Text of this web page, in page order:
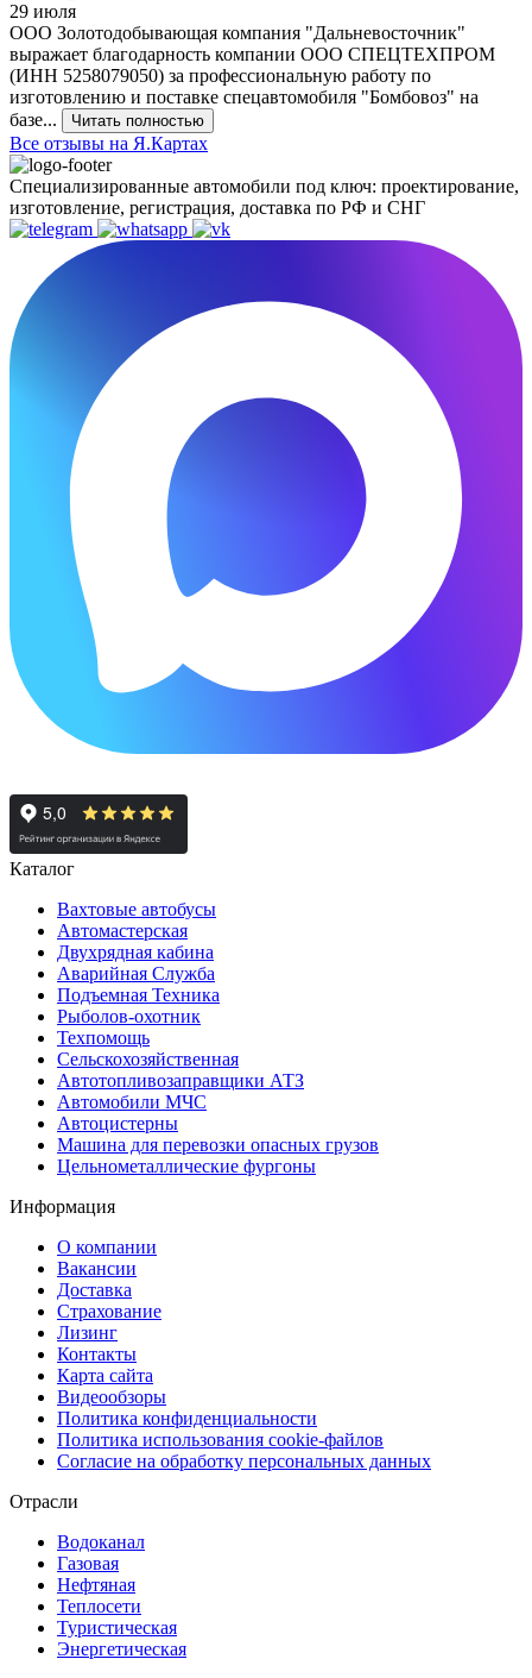
29 июля
ООО Золотодобывающая компания "Дальневосточник"
выражает благодарность компании ООО СПЕЦТЕХПРОМ
(ИНН 5258079050) за профессиональную работу по
изготовлению и поставке спецавтомобиля "Бомбовоз" на
базе...
Читать полностью
Все отзывы на Я.Картах
Специализированные автомобили под ключ: проектирование,
изготовление, регистрация, доставка по РФ и СНГ
Каталог
Вахтовые автобусы
Автомастерская
Двухрядная кабина
Аварийная Служба
Подъемная Техника
Рыболов-охотник
Техпомощь
Сельскохозяйственная
Автотопливозаправщики АТЗ
Автомобили МЧС
Автоцистерны
Машина для перевозки опасных грузов
Цельнометаллические фургоны
Информация
О компании
Вакансии
Доставка
Страхование
Лизинг
Контакты
Карта сайта
Видеообзоры
Политика конфиденциальности
Политика использования сookie-файлов
Согласие на обработку персональных данных
Отрасли
Водоканал
Газовая
Нефтяная
Теплосети
Туристическая
Энергетическая